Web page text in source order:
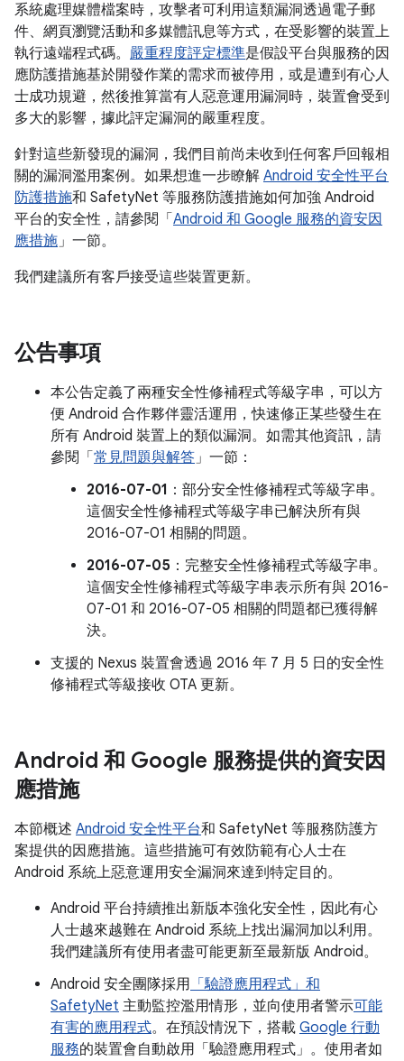
系統處理媒體檔案時，攻擊者可利用這類漏洞透過電子郵
件、網頁瀏覽活動和多媒體訊息等方式，在受影響的裝置上
執行遠端程式碼。 嚴重程度評定標準是假設平台與服務的因
應防護措施基於開發作業的需求而被停用，或是遭到有心人
士成功規避，然後推算當有人惡意運用漏洞時，裝置會受到
多大的影響，據此評定漏洞的嚴重程度。
針對這些新發現的漏洞，我們目前尚未收到任何客戶回報相
關的漏洞濫用案例。如果想進一步瞭解 Android 安全性平台
防護措施和 SafetyNet 等服務防護措施如何加強 Android
平台的安全性，請參閱「 Android 和 Google 服務的資安因
應措施」一節。
我們建議所有客戶接受這些裝置更新。
公告事項
本公告定義了兩種安全性修補程式等級字串，可以方
便 Android 合作夥伴靈活運用，快速修正某些發生在
所有 Android 裝置上的類似漏洞。如需其他資訊，請
參閱「 常見問題與解答」一節：
2016-07-01 ：部分安全性修補程式等級字串。
這個安全性修補程式等級字串已解決所有與
2016-07-01 相關的問題。
2016-07-05 ：完整安全性修補程式等級字串。
這個安全性修補程式等級字串表示所有與 2016-
07-01 和 2016-07-05 相關的問題都已獲得解
決。
支援的 Nexus 裝置會透過 2016 年 7 月 5 日的安全性
修補程式等級接收 OTA 更新。
Android 和 Google 服務提供的資安因
應措施
本節概述 Android 安全性平台和 SafetyNet 等服務防護方
案提供的因應措施。這些措施可有效防範有心人士在
Android 系統上惡意運用安全漏洞來達到特定目的。
Android 平台持續推出新版本強化安全性，因此有心
人士越來越難在 Android 系統上找出漏洞加以利用。
我們建議所有使用者盡可能更新至最新版 Android。
Android 安全團隊採用 「驗證應用程式」和
SafetyNet 主動監控濫用情形，並向使用者警示可能
有害的應用程式。在預設情況下，搭載 Google 行動
服務的裝置會自動啟用「驗證應用程式」。使用者如